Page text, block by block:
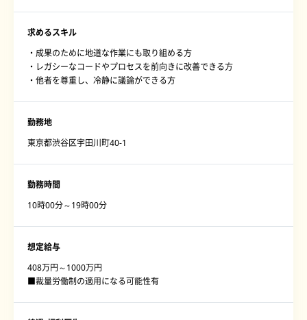
求めるスキル
・成果のために地道な作業にも取り組める方
・レガシーなコードやプロセスを前向きに改善できる方
・他者を尊重し、冷静に議論ができる方
勤務地
東京都渋谷区宇田川町40-1
勤務時間
10時00分～19時00分
想定給与
408万円～1000万円
■裁量労働制の適用になる可能性有